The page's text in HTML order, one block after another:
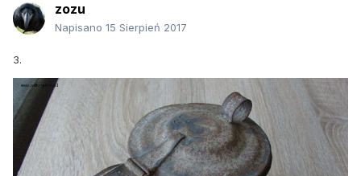
zozu
Napisano 15 Sierpień 2017
3.